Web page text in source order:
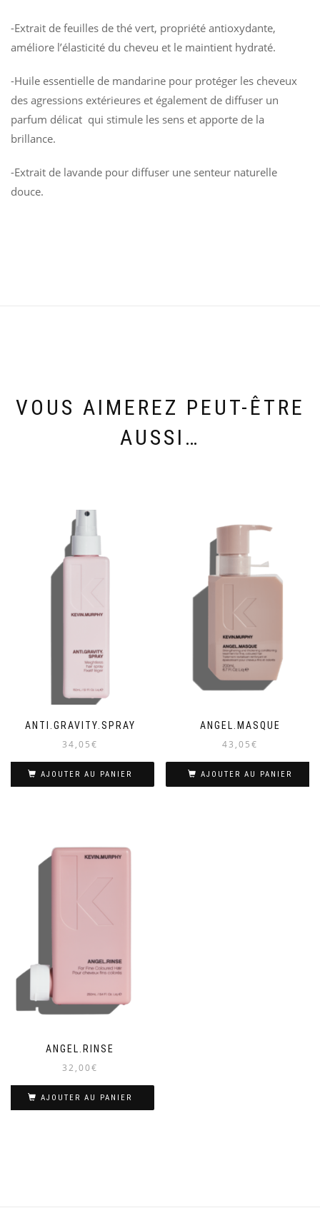
-Extrait de feuilles de thé vert, propriété antioxydante,
améliore l’élasticité du cheveu et le maintient hydraté.
-Huile essentielle de mandarine pour protéger les cheveux
des agressions extérieures et également de diffuser un
parfum délicat qui stimule les sens et apporte de la
brillance.
-Extrait de lavande pour diffuser une senteur naturelle
douce.
VOUS AIMEREZ PEUT-ÊTRE
AUSSI…
ANTI.GRAVITY.SPRAY
34,05€
AJOUTER AU PANIER
ANGEL.MASQUE
43,05€
AJOUTER AU PANIER
ANGEL.RINSE
32,00€
AJOUTER AU PANIER